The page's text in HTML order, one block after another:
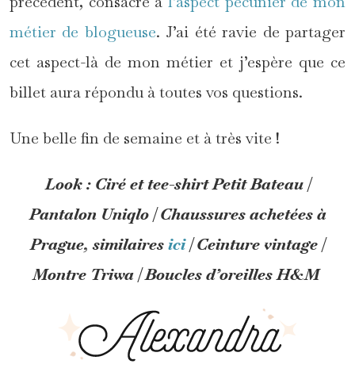
métier de blogueuse. J’ai été ravie de partager
cet aspect-là de mon métier et j’espère que ce
billet aura répondu à toutes vos questions.
Une belle fin de semaine et à très vite !
Look : Ciré et tee-shirt Petit Bateau |
Pantalon Uniqlo | Chaussures achetées à
Prague, similairesici| Ceinture vintage |
Montre Triwa | Boucles d’oreilles H&M